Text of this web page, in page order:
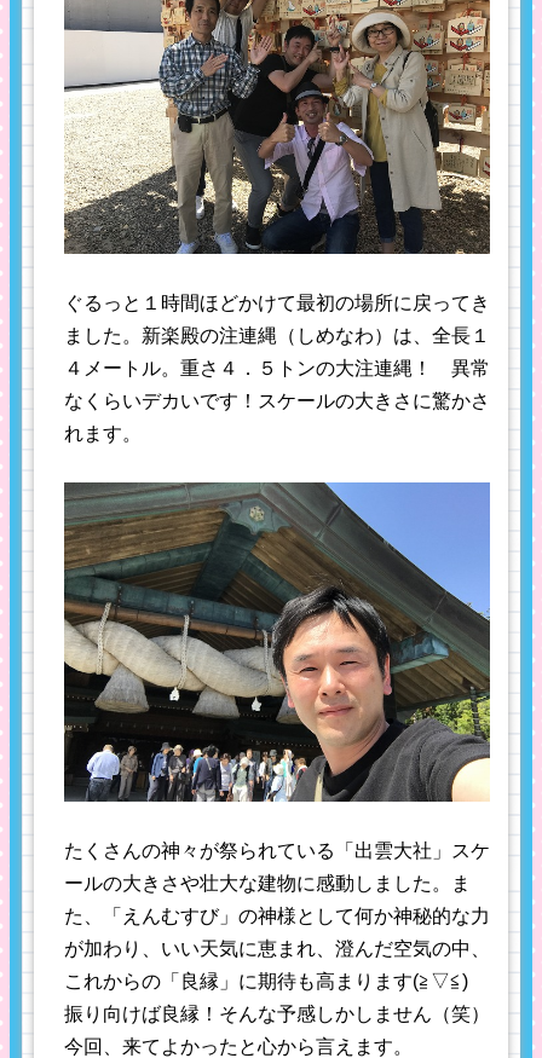
ぐるっと１時間ほどかけて最初の場所に戻ってき
ました。新楽殿の注連縄（しめなわ）は、全長１
４メートル。重さ４．５トンの大注連縄！ 異常
なくらいデカいです！スケールの大きさに驚かさ
れます。
たくさんの神々が祭られている「出雲大社」スケ
ールの大きさや壮大な建物に感動しました。ま
た、「えんむすび」の神様として何か神秘的な力
が加わり、いい天気に恵まれ、澄んだ空気の中、
これからの「良縁」に期待も高まります(≧▽≦)
振り向けば良縁！そんな予感しかしません（笑）
今回、来てよかったと心から言えます。